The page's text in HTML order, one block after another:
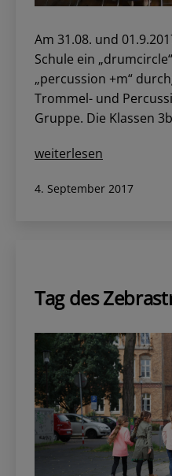
Am 31.08. und
Schule ein
„percussion +m“
Trommel- und
Gruppe. Die Klassen
Die
„Kinder
Kindern
die
Teilnahme
am
„drumcircle“
weiterlesen
Veröffentlicht
4. September 2017
Tag des